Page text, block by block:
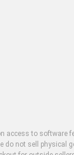
access to software
do not sell physical